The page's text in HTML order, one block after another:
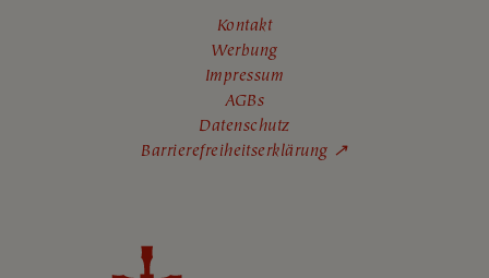
Kontakt
Werbung
Impressum
AGBs
Datenschutz
Barrierefreiheitserklärung ↗